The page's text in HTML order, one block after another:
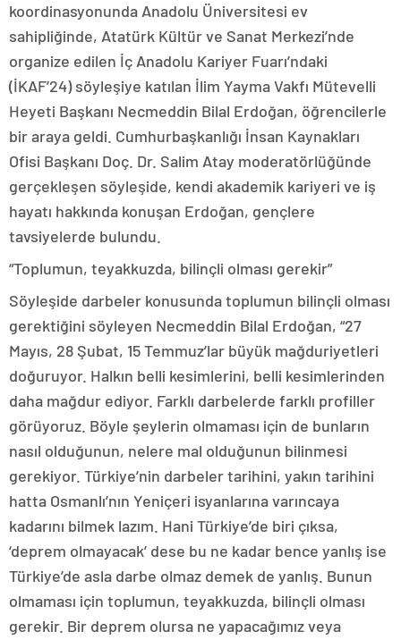
koordinasyonunda Anadolu Üniversitesi ev
sahipliğinde, Atatürk Kültür ve Sanat Merkezi’nde
organize edilen İç Anadolu Kariyer Fuarı’ndaki
(İKAF’24) söyleşiye katılan İlim Yayma Vakfı Mütevelli
Heyeti Başkanı Necmeddin Bilal Erdoğan, öğrencilerle
bir araya geldi. Cumhurbaşkanlığı İnsan Kaynakları
Ofisi Başkanı Doç. Dr. Salim Atay moderatörlüğünde
gerçekleşen söyleşide, kendi akademik kariyeri ve iş
hayatı hakkında konuşan Erdoğan, gençlere
tavsiyelerde bulundu.
“Toplumun, teyakkuzda, bilinçli olması gerekir”
Söyleşide darbeler konusunda toplumun bilinçli olması
gerektiğini söyleyen Necmeddin Bilal Erdoğan, “27
Mayıs, 28 Şubat, 15 Temmuz’lar büyük mağduriyetleri
doğuruyor. Halkın belli kesimlerini, belli kesimlerinden
daha mağdur ediyor. Farklı darbelerde farklı profiller
görüyoruz. Böyle şeylerin olmaması için de bunların
nasıl olduğunun, nelere mal olduğunun bilinmesi
gerekiyor. Türkiye’nin darbeler tarihini, yakın tarihini
hatta Osmanlı’nın Yeniçeri isyanlarına varıncaya
kadarını bilmek lazım. Hani Türkiye’de biri çıksa,
‘deprem olmayacak’ dese bu ne kadar bence yanlış ise
Türkiye’de asla darbe olmaz demek de yanlış. Bunun
olmaması için toplumun, teyakkuzda, bilinçli olması
gerekir. Bir deprem olursa ne yapacağımız veya